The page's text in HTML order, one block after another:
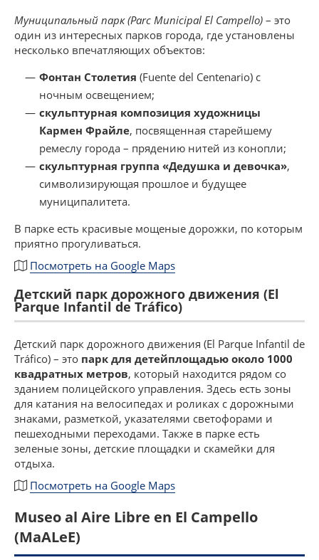
Муниципальный парк (Parc Municipal El Campello) – это
один из интересных парков города, где установлены
несколько впечатляющих объектов:
Фонтан Столетия (Fuente del Centenario) с
ночным освещением;
скульптурная композиция художницы
Кармен Фрайле, посвященная старейшему
ремеслу города – прядению нитей из конопли;
скульптурная группа «Дедушка и девочка»,
символизирующая прошлое и будущее
муниципалитета.
В парке есть красивые мощеные дорожки, по которым
приятно прогуливаться.
Посмотреть на Google Maps
Детский парк дорожного движения (El
Parque Infantil de Tráfico)
Детский парк дорожного движения (El Parque Infantil de
Tráfico) – это парк для детейплощадью около 1000
квадратных метров, который находится рядом со
зданием полицейского управления. Здесь есть зоны
для катания на велосипедах и роликах с дорожными
знаками, разметкой, указателями светофорами и
пешеходными переходами. Также в парке есть
зеленые зоны, детские площадки и скамейки для
отдыха.
Посмотреть на Google Maps
Museo al Aire Libre en El Campello
(MaALeE)